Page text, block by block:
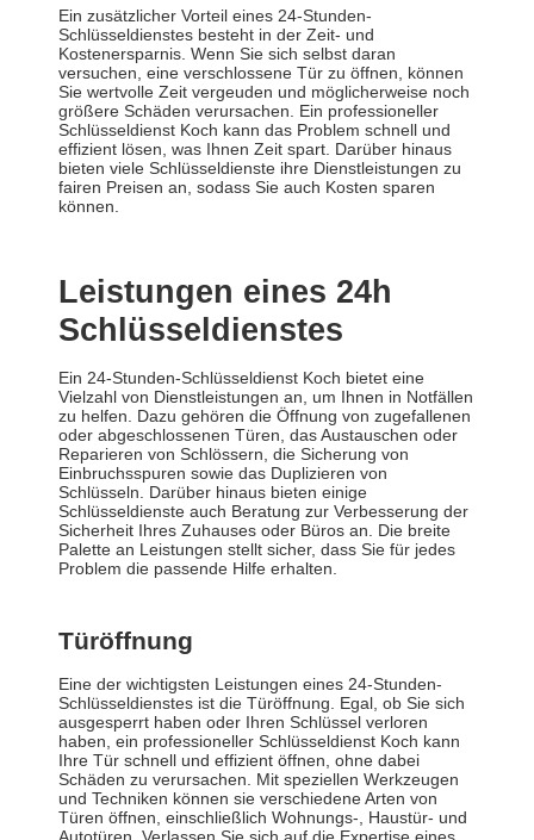
Ein zusätzlicher Vorteil eines 24-Stunden-
Schlüsseldienstes besteht in der Zeit- und
Kostenersparnis. Wenn Sie sich selbst daran
versuchen, eine verschlossene Tür zu öffnen, können
Sie wertvolle Zeit vergeuden und möglicherweise noch
größere Schäden verursachen. Ein professioneller
Schlüsseldienst Koch kann das Problem schnell und
effizient lösen, was Ihnen Zeit spart. Darüber hinaus
bieten viele Schlüsseldienste ihre Dienstleistungen zu
fairen Preisen an, sodass Sie auch Kosten sparen
können.
Leistungen eines 24h
Schlüsseldienstes
Ein 24-Stunden-Schlüsseldienst Koch bietet eine
Vielzahl von Dienstleistungen an, um Ihnen in Notfällen
zu helfen. Dazu gehören die Öffnung von zugefallenen
oder abgeschlossenen Türen, das Austauschen oder
Reparieren von Schlössern, die Sicherung von
Einbruchsspuren sowie das Duplizieren von
Schlüsseln. Darüber hinaus bieten einige
Schlüsseldienste auch Beratung zur Verbesserung der
Sicherheit Ihres Zuhauses oder Büros an. Die breite
Palette an Leistungen stellt sicher, dass Sie für jedes
Problem die passende Hilfe erhalten.
Türöffnung
Eine der wichtigsten Leistungen eines 24-Stunden-
Schlüsseldienstes ist die Türöffnung. Egal, ob Sie sich
ausgesperrt haben oder Ihren Schlüssel verloren
haben, ein professioneller Schlüsseldienst Koch kann
Ihre Tür schnell und effizient öffnen, ohne dabei
Schäden zu verursachen. Mit speziellen Werkzeugen
und Techniken können sie verschiedene Arten von
Türen öffnen, einschließlich Wohnungs-, Haustür- und